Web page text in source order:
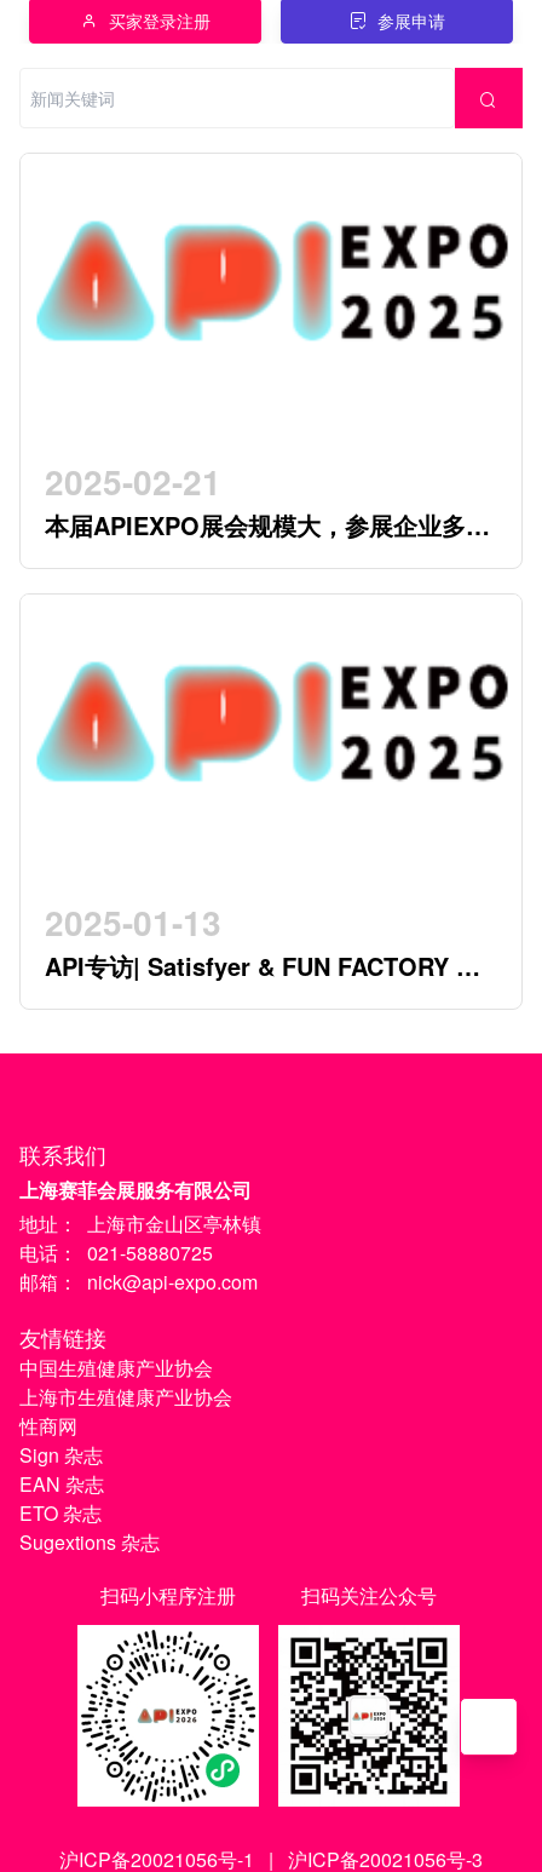
买家登录注册 参展申请
2025-02-21
本届APIEXPO展会规模大，参展企业多，
参观观众多，看展时间紧，怎么办？
2025-01-13
API专访| Satisfyer & FUN FACTORY 开
创行业新时代的德系双星
联系我们
上海赛菲会展服务有限公司
地址：
上海市金山区亭林镇
电话：
021-58880725
邮箱：
nick@api-expo.com
友情链接
中国生殖健康产业协会
上海市生殖健康产业协会
性商网
Sign 杂志
EAN 杂志
ETO 杂志
Sugextions 杂志
扫码小程序注册
扫码关注公众号
沪ICP备20021056号-1 | 沪ICP备20021056号-3